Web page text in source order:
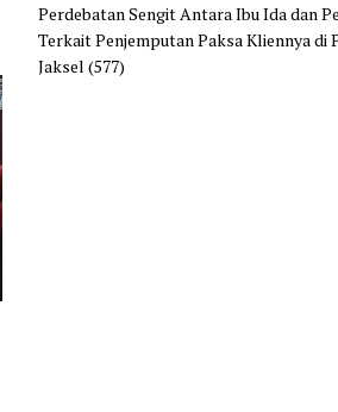
Perdebatan Sengit Antara Ibu Ida dan
Terkait Penjemputan Paksa Kliennya di
Jaksel (577)